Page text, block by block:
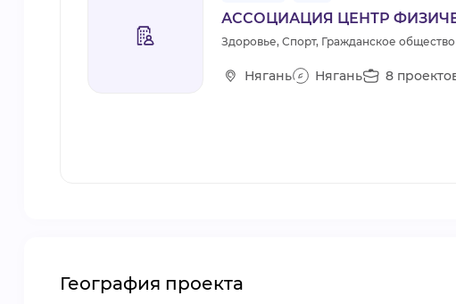
АССОЦИАЦИЯ ЦЕНТР
Здоровье, Спорт, Гражданское общество
Нягань Нягань 8
География проекта